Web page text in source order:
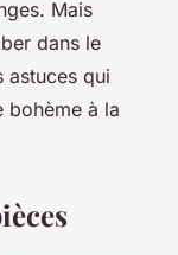
Mais
dans le
astuces qui
bohème à la